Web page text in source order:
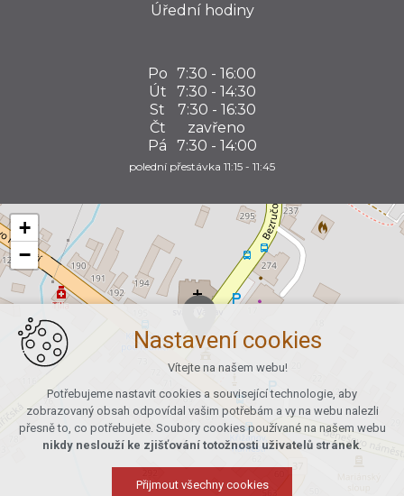
Úřední hodiny
Po 7:30 - 16:00
Út
7:30 - 14:30
St
7:30 - 16:30
Čt
zavřeno
Pá
7:30 - 14:00
polední přestávka 11:15 - 11:45
+
−
Nastavení cookies
Vítejte na našem webu!
Potřebujeme nastavit cookies a související technologie, aby
zobrazovaný obsah odpovídal vašim potřebám a vy na webu nalezli
přesně to, co potřebujete. Soubory cookies používané na našem webu
nikdy neslouží ke zjišťování totožnosti uživatelů stránek.
Přijmout všechny cookies